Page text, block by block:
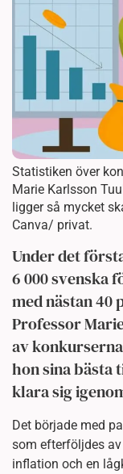
Statistiken över
Marie Karlsson
ligger så mycket
Canva/ privat.
Under det
6 000 svenska
med nästan 40
Professor
av
hon sina bästa
klara sig
Det började med
som efterföljdes
inflation och en